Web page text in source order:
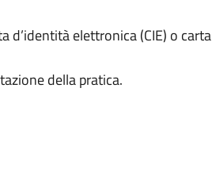
d’identità elettronica (CIE) o carta
della pratica.